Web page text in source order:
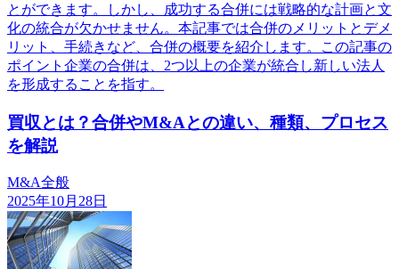
とができます。しかし、成功する合併には戦略的な計画と文
化の統合が欠かせません。本記事では合併のメリットとデメ
リット、手続きなど、合併の概要を紹介します。この記事の
ポイント企業の合併は、2つ以上の企業が統合し新しい法人
を形成することを指す。
買収とは？合併やM&Aとの違い、種類、プロセス
を解説
M&A全般
2025年10月28日